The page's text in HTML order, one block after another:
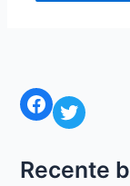
Facebook Twitter
Recente